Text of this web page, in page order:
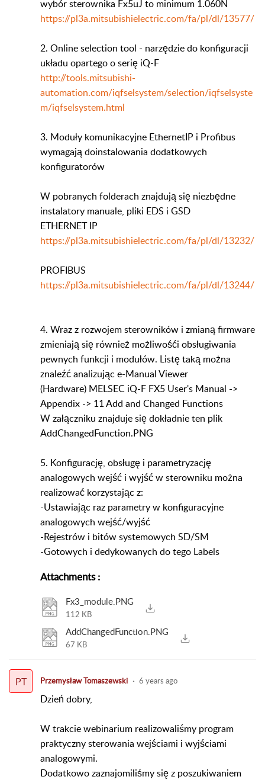
wybór sterownika Fx5uJ to minimum 1.060N
https://pl3a.mitsubishielectric.com/fa/pl/dl/13577/
2. Online selection tool - narzędzie do konfiguracji
układu opartego o serię iQ-F
http://tools.mitsubishi-
automation.com/iqfselsystem/selection/iqfselsyste
m/iqfselsystem.html
3. Moduły komunikacyjne EthernetIP i Profibus
wymagają doinstalowania dodatkowych
konfiguratorów
W pobranych folderach znajdują się niezbędne
instalatory manuale, pliki EDS i GSD
ETHERNET IP
https://pl3a.mitsubishielectric.com/fa/pl/dl/13232/
PROFIBUS
https://pl3a.mitsubishielectric.com/fa/pl/dl/13244/
4. Wraz z rozwojem sterowników i zmianą firmware
zmieniają się również możliwośći obsługiwania
pewnych funkcji i modułów. Listę taką można
znaleźć analizując e-Manual Viewer
(Hardware) MELSEC iQ-F FX5 User's Manual ->
Appendix -> 11 Add and Changed Functions
W załączniku znajduje się dokładnie ten plik
AddChangedFunction.PNG
5. Konfigurację, obsługę i parametryzację
analogowych wejść i wyjść w sterowniku można
realizować korzystając z:
-Ustawiając raz parametry w konfiguracyjne
analogowych wejść/wyjść
-Rejestrów i bitów systemowych SD/SM
-Gotowych i dedykowanych do tego Labels
Attachments:
Fx3_module.PNG
112 KB
AddChangedFunction.PNG
67 KB
PT Przemysław Tomaszewski 6 years ago
Dzień dobry,
W trakcie webinarium realizowaliśmy program
praktyczny sterowania wejściami i wyjściami
analogowymi.
Dodatkowo zaznajomiliśmy się z poszukiwaniem